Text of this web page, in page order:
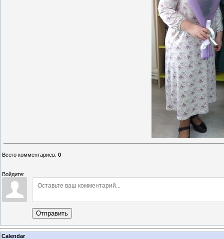
Всего комментариев: 0
Войдите:
Отправить
Calendar